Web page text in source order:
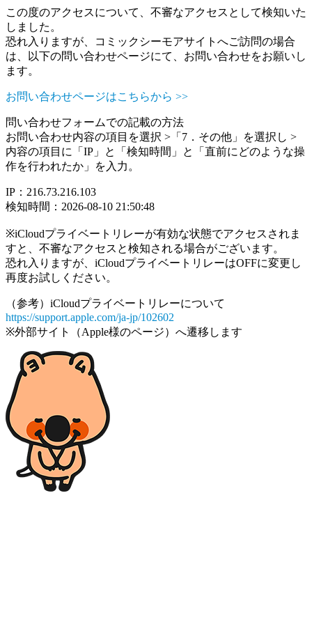
この度のアクセスについて、不審なアクセスとして検知いた
しました。
恐れ入りますが、コミックシーモアサイトへご訪問の場合
は、以下の問い合わせページにて、お問い合わせをお願いし
ます。
お問い合わせページはこちらから >>
問い合わせフォームでの記載の方法
お問い合わせ内容の項目を選択 >「7．その他」を選択し >
内容の項目に「IP」と「検知時間」と「直前にどのような操
作を行われたか」を入力。
IP：216.73.216.103
検知時間：2026-08-10 21:50:48
※iCloudプライベートリレーが有効な状態でアクセスされま
すと、不審なアクセスと検知される場合がございます。
恐れ入りますが、iCloudプライベートリレーはOFFに変更し
再度お試しください。
（参考）iCloudプライベートリレーについて
https://support.apple.com/ja-jp/102602
※外部サイト（Apple様のページ）へ遷移します